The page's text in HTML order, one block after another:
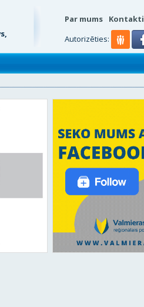
Par mums Kontakti
Autorizēties: